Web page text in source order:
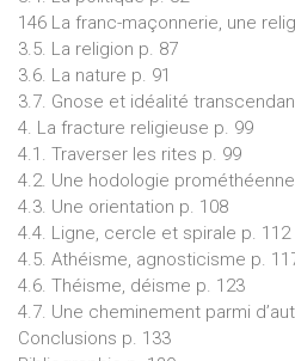
146 La franc-maçonnerie, une
3.5. La religion p. 87
3.6. La nature p. 91
3.7. Gnose et idéalité
4. La fracture religieuse p. 99
4.1. Traverser les rites p. 99
4.2. Une hodologie
4.3. Une orientation p. 108
4.4. Ligne, cercle et spirale p. 112
4.5. Athéisme, agnosticisme p.
4.6. Théisme, déisme p. 123
4.7. Une cheminement parmi
Conclusions p. 133